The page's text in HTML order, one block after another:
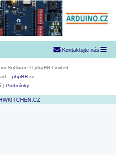
Kontaktujte nás
Software © phpBB Limited
– phpBB.cz
| Podmínky